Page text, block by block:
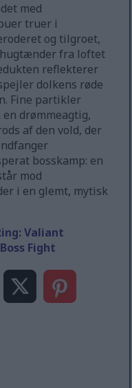
med
truer i
og tilgroet,
fra loftet
reflekterer
dolkens røde
Fine partikler
drømmeagtig,
af den vold, der
bosskamp: en
mod
i en glemt, mytisk
Valiant
Fight